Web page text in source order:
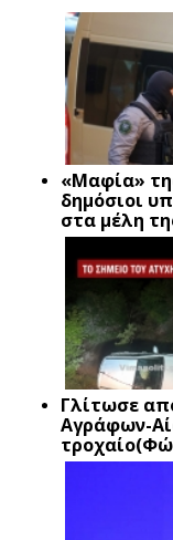
«Μαφία»
δημόσιοι
στα μέλη
Γλίτωσε
Αγράφων-